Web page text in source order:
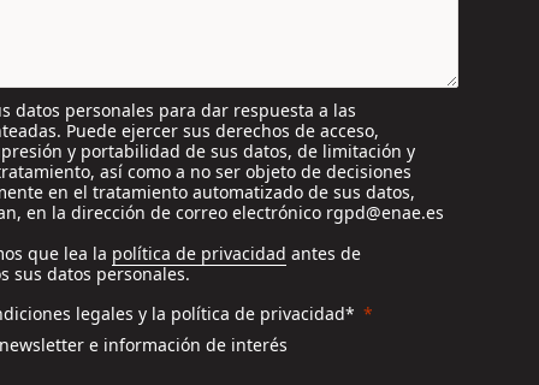
datos personales para dar respuesta a las
Puede ejercer sus derechos de acceso,
y portabilidad de sus datos, de limitación y
así como a no ser objeto de decisiones
en el tratamiento automatizado de sus datos,
en la dirección de correo electrónico rgpd@enae.es
que lea la política de privacidad antes de
sus datos personales.
legales y la política de privacidad*
e información de interés